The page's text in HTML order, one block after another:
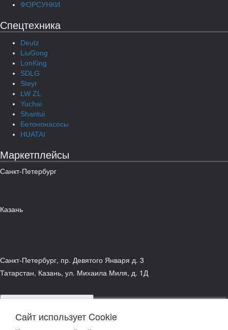
ФОРСУНКИ
Спецтехника
Deutz
LiuGong
LonKing
SDLG
Steyr
LW ZL
Yuchai
Shantui
Бетононасосы
HUATAI
Маркетплейсы
Санкт-Петербург
Казань
Санкт-Петербург, пр. Девятого Января д. 3
Татарстан, Казань, ул. Михаила Миля, д. 1Д
подписаться на рассылку
связаться с руководством
Сайт использует Cookie